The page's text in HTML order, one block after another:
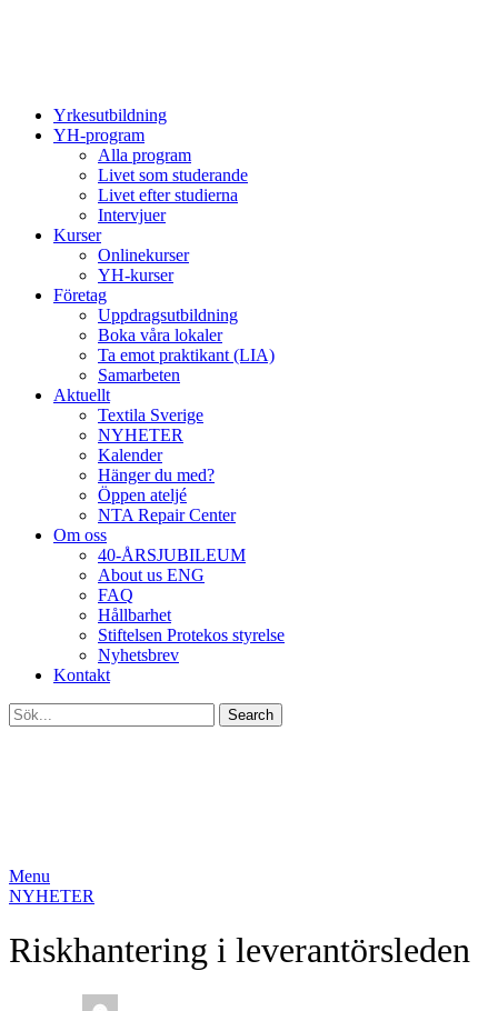
Yrkesutbildning
YH-program
Alla program
Livet som studerande
Livet efter studierna
Intervjuer
Kurser
Onlinekurser
YH-kurser
Företag
Uppdragsutbildning
Boka våra lokaler
Ta emot praktikant (LIA)
Samarbeten
Aktuellt
Textila Sverige
NYHETER
Kalender
Hänger du med?
Öppen ateljé
NTA Repair Center
Om oss
40-ÅRSJUBILEUM
About us ENG
FAQ
Hållbarhet
Stiftelsen Protekos styrelse
Nyhetsbrev
Kontakt
Search
Menu
NYHETER
Riskhantering i leverantörsleden